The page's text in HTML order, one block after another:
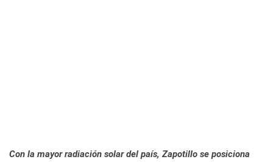
Con la mayor radiación solar del país, Zapotillo se posiciona